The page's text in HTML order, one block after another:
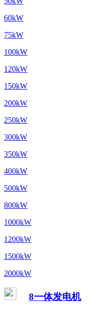
60kW
75kW
100kW
120kW
150kW
200kW
250kW
300kW
350kW
400kW
500kW
800kW
1000kW
1200kW
1500kW
2000kW
8一体发电机